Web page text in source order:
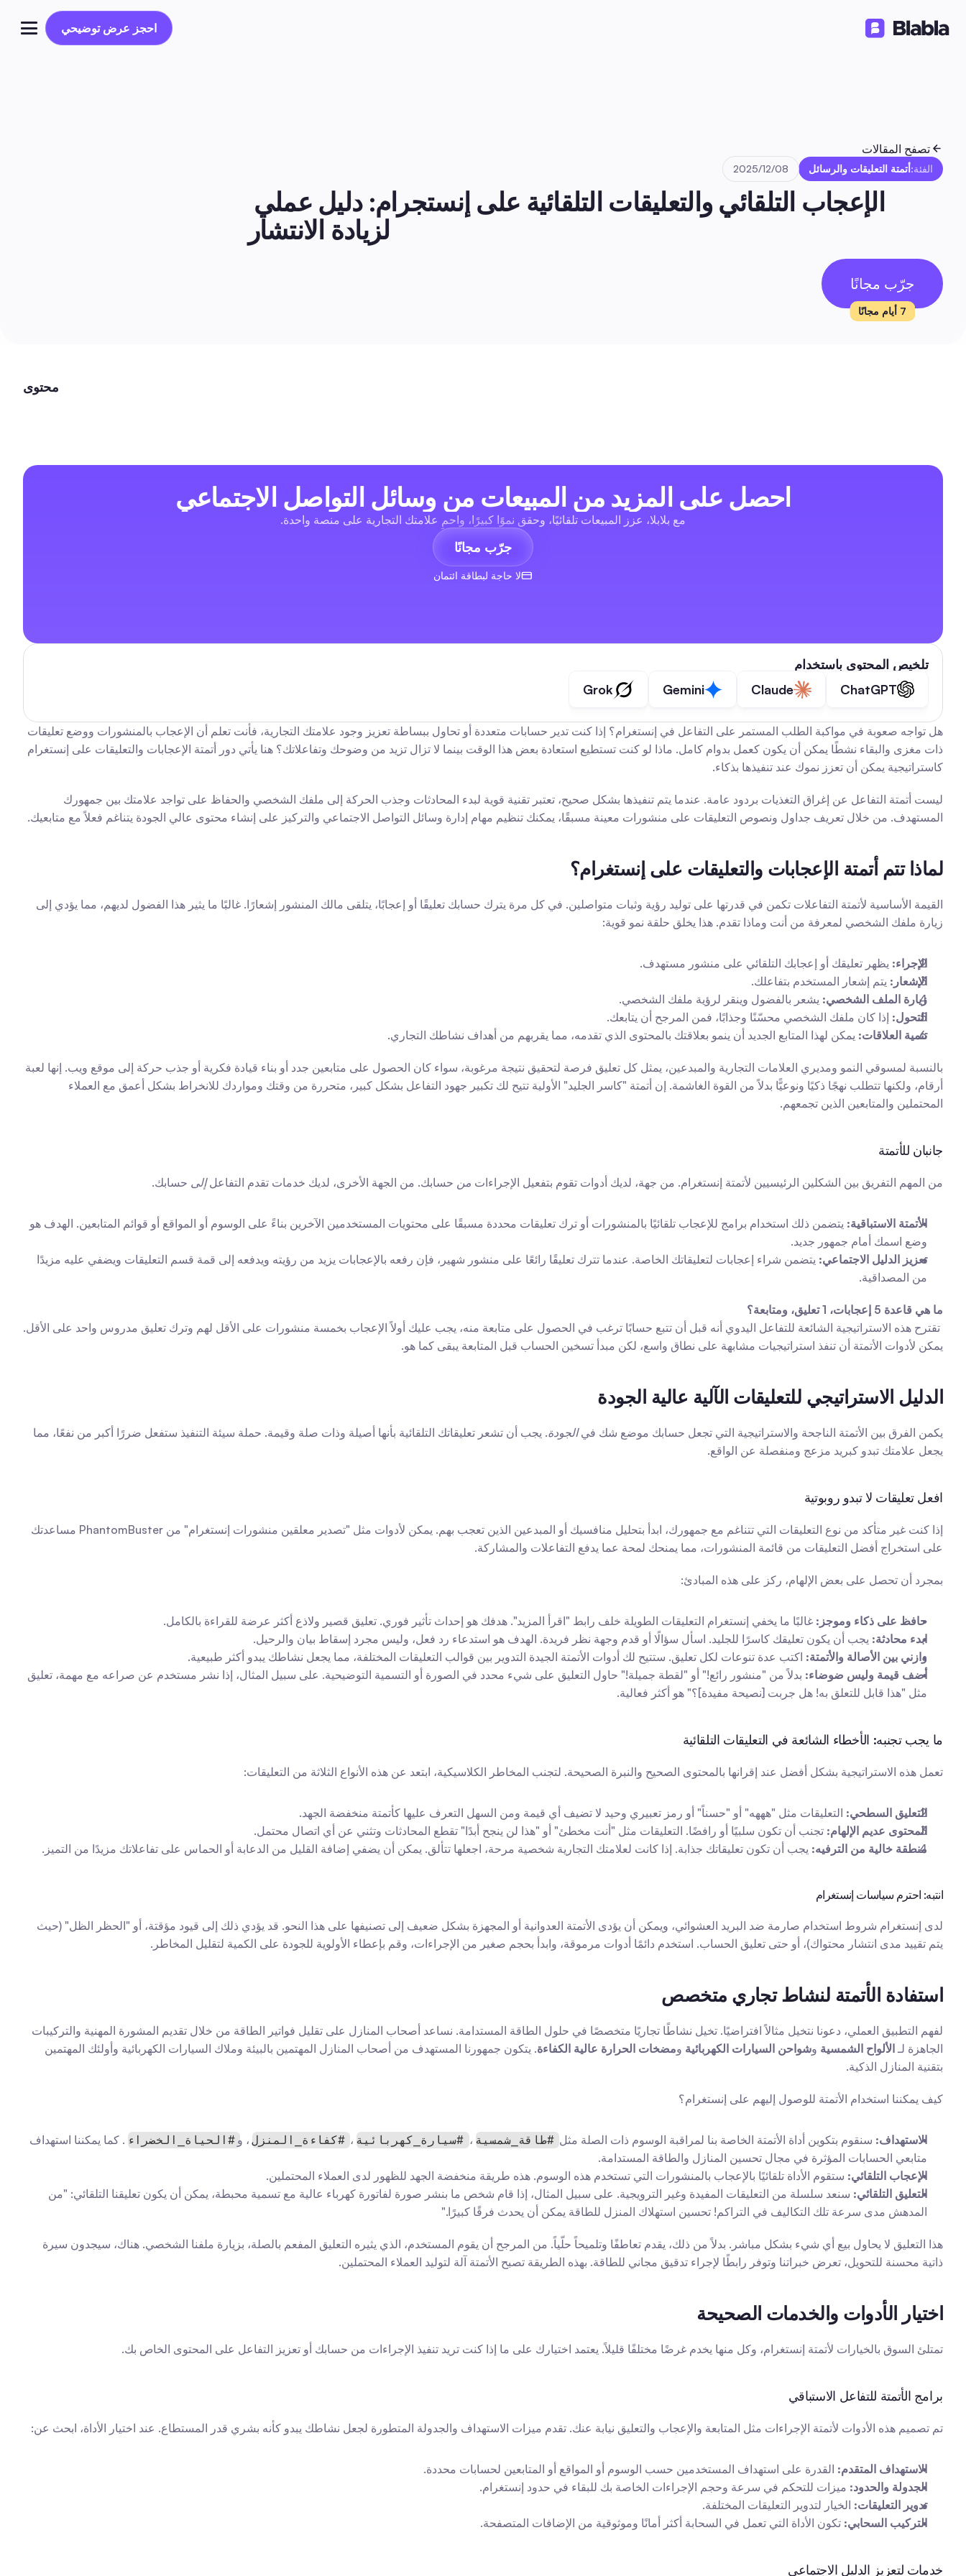
احجز عرض توضيحي
احجز عرض توضيحي
تصفح المقالات
الفئة:أتمتة التعليقات والرسائل 08‏/12‏/2025
لزيادة الانتشار
جرّب مجانًا
7 أيام مجانًا
محتوى
تلخيص المحتوى باستخدام
ChatGPT
Claude
Gemini
Grok
كاستراتيجية يمكن أن تعزز نموك عند تنفيذها بذكاء.
المستهدف. من خلال تعريف جداول ونصوص التعليقات على منشورات معينة مسبقًا، يمكنك تنظيم مهام إدارة وسائل التواصل الاجتماعي والتركيز على إنشاء محتوى عالي الجودة يتناغم فعلاً مع متابعيك.
لماذا تتم أتمتة الإعجابات والتعليقات على إنستغرام؟
زيارة ملفك الشخصي لمعرفة من أنت وماذا تقدم. هذا يخلق حلقة نمو قوية:
الإجراء: يظهر تعليقك أو إعجابك التلقائي على منشور مستهدف.
الإشعار: يتم إشعار المستخدم بتفاعلك.
زيارة الملف الشخصي: يشعر بالفضول وينقر لرؤية ملفك الشخصي.
التحول: إذا كان ملفك الشخصي محسّنًا وجذابًا، فمن المرجح أن يتابعك.
تنمية العلاقات: يمكن لهذا المتابع الجديد أن ينمو بعلاقتك بالمحتوى الذي تقدمه، مما يقربهم من أهداف نشاطك التجاري.
المحتملين والمتابعين الذين تجمعهم.
جانبان للأتمتة
من المهم التفريق بين الشكلين الرئيسيين لأتمتة إنستغرام. من جهة، لديك أدوات تقوم بتفعيل الإجراءات من حسابك. من الجهة الأخرى، لديك خدمات تقدم التفاعل إلى حسابك.
الأتمتة الاستباقية:
وضع اسمك أمام جمهور جديد.
تعزيز الدليل الاجتماعي:
من المصداقية.
ما هي قاعدة 5 إعجابات، 1 تعليق، ومتابعة؟
يمكن لأدوات الأتمتة أن تنفذ استراتيجيات مشابهة على نطاق واسع، لكن مبدأ تسخين الحساب قبل المتابعة يبقى كما هو.
الدليل الاستراتيجي للتعليقات الآلية عالية الجودة
يكمن الفرق بين الأتمتة الناجحة والاستراتيجية التي تجعل حسابك موضع شك في الجودة
يجعل علامتك تبدو كبريد مزعج ومنفصلة عن الواقع.
افعل تعليقات لا تبدو روبوتية
على استخراج أفضل التعليقات من قائمة المنشورات، مما يمنحك لمحة عما يدفع التفاعلات والمشاركة.
بمجرد أن تحصل على بعض الإلهام، ركز على هذه المبادئ:
حافظ على ذكاء وموجز: غالبًا ما يخفي إنستغرام التعليقات الطويلة خلف رابط "اقرأ المزيد". هدفك هو إحداث تأثير فوري. تعليق قصير ولاذع أكثر عرضة للقراءة بالكامل.
ابدء محادثة: يجب أن يكون تعليقك كاسرًا للجليد. اسأل سؤالًا أو قدم وجهة نظر فريدة. الهدف هو استدعاء رد فعل، وليس مجرد إسقاط بيان والرحيل.
وازني بين الأصالة والأتمتة: اكتب عدة تنوعات لكل تعليق. ستتيح لك أدوات الأتمتة الجيدة التدوير بين قوالب التعليقات المختلفة، مما يجعل نشاطك يبدو أكثر طبيعية.
أضف قيمة وليس ضوضاء:
مثل "هذا قابل للتعلق به! هل جربت [نصيحة مفيدة]؟" هو أكثر فعالية.
ما يجب تجنبه: الأخطاء الشائعة في التعليقات التلقائية
تعمل هذه الاستراتيجية بشكل أفضل عند إقرانها بالمحتوى الصحيح والنبرة الصحيحة. لتجنب المخاطر الكلاسيكية، ابتعد عن هذه الأنواع الثلاثة من التعليقات:
التعليق السطحي: التعليقات مثل "هههه" أو "حسناً" أو رمز تعبيري وحيد لا تضيف أي قيمة ومن السهل التعرف عليها كأتمتة منخفضة الجهد.
المحتوى عديم الإلهام: تجنب أن تكون سلبيًا أو رافضًا. التعليقات مثل "أنت مخطئ" أو "هذا لن ينجح أبدًا" تقطع المحادثات وتثني عن أي اتصال محتمل.
منطقة خالية من الترفيه: يجب أن تكون تعليقاتك جذابة. إذا كانت لعلامتك التجارية شخصية مرحة، اجعلها تتألق. يمكن أن يضفي إضافة القليل من الدعابة أو الحماس على تفاعلاتك مزيدًا من التميز.
انتبه: احترم سياسات إنستغرام
يتم تقييد مدى انتشار محتواك)، أو حتى تعليق الحساب. استخدم دائمًا أدوات مرموقة، وابدأ بحجم صغير من الإجراءات، وقم بإعطاء الأولوية للجودة على الكمية لتقليل المخاطر.
استفادة الأتمتة لنشاط تجاري متخصص
الجاهزة لـ الألواح الشمسية وشواحن السيارات الكهربائية ومضخات الحرارة عالية الكفاءة
بتقنية المنازل الذكية.
كيف يمكننا استخدام الأتمتة للوصول إليهم على إنستغرام؟
الاستهداف: سنقوم بتكوين أداة الأتمتة الخاصة بنا لمراقبة الوسوم ذات الصلة مثل #طاقة_شمسية ، #سيارة_كهربائية ، #كفاءة_المنزل ، و #الحياة_الخضراء
متابعي الحسابات المؤثرة في مجال تحسين المنازل والطاقة المستدامة.
الإعجاب التلقائي: ستقوم الأداة تلقائيًا بالإعجاب بالمنشورات التي تستخدم هذه الوسوم. هذه طريقة منخفضة الجهد للظهور لدى العملاء المحتملين.
التعليق التلقائي:
المدهش مدى سرعة تلك التكاليف في التراكم! تحسين استهلاك المنزل للطاقة يمكن أن يحدث فرقًا كبيرًا."
ذاتية محسنة للتحويل، تعرض خبراتنا وتوفر رابطًا لإجراء تدقيق مجاني للطاقة. بهذه الطريقة تصبح الأتمتة آلة لتوليد العملاء المحتملين.
اختيار الأدوات والخدمات الصحيحة
تمتلئ السوق بالخيارات لأتمتة إنستغرام، وكل منها يخدم غرضًا مختلفًا قليلاً. يعتمد اختيارك على ما إذا كنت تريد تنفيذ الإجراءات من حسابك أو تعزيز التفاعل على المحتوى الخاص بك.
برامج الأتمتة للتفاعل الاستباقي
تم تصميم هذه الأدوات لأتمتة الإجراءات مثل المتابعة والإعجاب والتعليق نيابة عنك. تقدم ميزات الاستهداف والجدولة المتطورة لجعل نشاطك يبدو كأنه بشري قدر المستطاع. عند اختيار الأداة، ابحث عن:
الاستهداف المتقدم: القدرة على استهداف المستخدمين حسب الوسوم أو المواقع أو المتابعين لحسابات محددة.
الجدولة والحدود: ميزات للتحكم في سرعة وحجم الإجراءات الخاصة بك للبقاء في حدود إنستغرام.
تدوير التعليقات: الخيار لتدوير التعليقات المختلفة.
التركيب السحابي: تكون الأداة التي تعمل في السحابة أكثر أمانًا وموثوقية من الإضافات المتصفحة.
خدمات لتعزيز الدليل الاجتماعي
احصل على المزيد من المبيعات من وسائل التواصل الاجتماعي
مع بلابلا، عزز المبيعات تلقائيًا، وحقق نموًا كبيرًا، واحمِ علامتك التجارية على منصة واحدة.
جرّب مجانًا
لا حاجة لبطاقة ائتمان